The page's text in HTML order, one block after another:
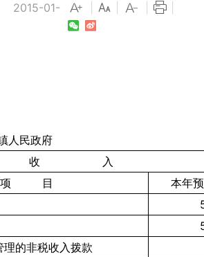
2015-01-
人民政府
收 入
项 目
本年
的非税收入拨款